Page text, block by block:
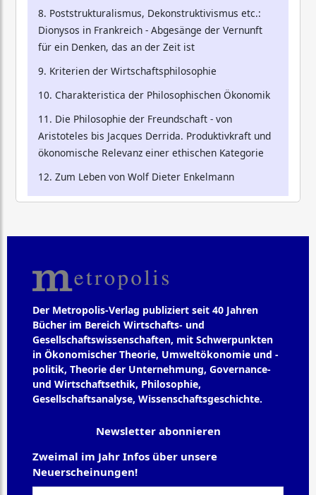
8. Poststrukturalismus, Dekonstruktivismus etc.:
Dionysos in Frankreich - Abgesänge der Vernunft
für ein Denken, das an der Zeit ist
9. Kriterien der Wirtschaftsphilosophie
10. Charakteristica der Philosophischen Ökonomik
11. Die Philosophie der Freundschaft - von
Aristoteles bis Jacques Derrida. Produktivkraft und
ökonomische Relevanz einer ethischen Kategorie
12. Zum Leben von Wolf Dieter Enkelmann
Der Metropolis-Verlag publiziert seit 40 Jahren
Bücher im Bereich Wirtschafts- und
Gesellschaftswissenschaften, mit Schwerpunkten
in Ökonomischer Theorie, Umweltökonomie und -
politik, Theorie der Unternehmung, Governance-
und Wirtschaftsethik, Philosophie,
Gesellschaftsanalyse, Wissenschaftsgeschichte.
Newsletter abonnieren
Zweimal im Jahr Infos über unsere
Neuerscheinungen!